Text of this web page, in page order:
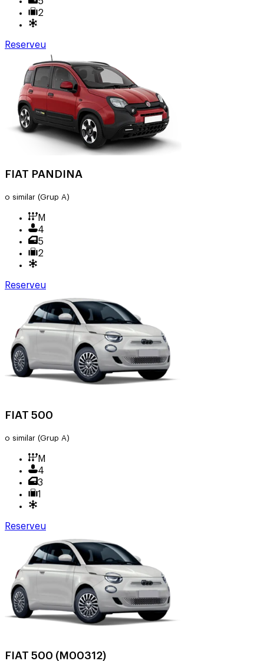
2
Reserveu
FIAT PANDINA
o similar (Grup A)
M
4
5
2
Reserveu
FIAT 500
o similar (Grup A)
M
4
3
1
Reserveu
FIAT 500 (M00312)